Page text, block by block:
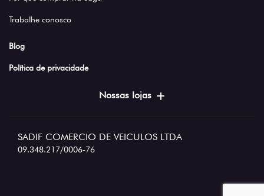
Trabalhe conosco
Blog
Política de privacidade
Nossas lojas
SADIF COMERCIO DE VEICULOS LTDA
09.348.217/0006-76